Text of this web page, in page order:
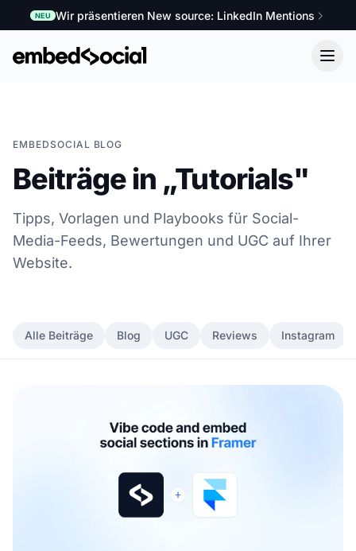
NEU Wir präsentieren New source: LinkedIn Mentions
EMBEDSOCIAL BLOG
Beiträge in „Tutorials"
Tipps, Vorlagen und Playbooks für Social-
Media-Feeds, Bewertungen und UGC auf Ihrer
Website.
Alle Beiträge Blog UGC Reviews Instagram